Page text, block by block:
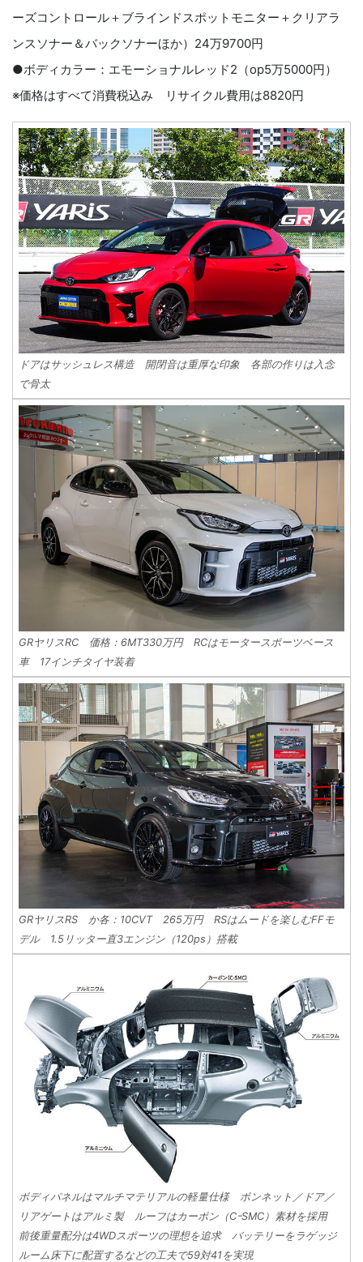
ーズコントロール＋ブラインドスポットモニター＋クリアラ
ンスソナー＆バックソナーほか）24万9700円
●ボディカラー：エモーショナルレッド2（op5万5000円）
※価格はすべて消費税込み リサイクル費用は8820円
ドアはサッシュレス構造 開閉音は重厚な印象 各部の作りは入念
で骨太
GRヤリスRC 価格：6MT330万円 RCはモータースポーツベース
車 17インチタイヤ装着
GRヤリスRS か各：10CVT 265万円 RSはムードを楽しむFFモ
デル 1.5リッター直3エンジン（120ps）搭載
ボディパネルはマルチマテリアルの軽量仕様 ボンネット／ドア／
リアゲートはアルミ製 ルーフはカーボン（CｰSMC）素材を採用
前後重量配分は4WDスポーツの理想を追求 バッテリーをラゲッジ
ルーム床下に配置するなどの工夫で59対41を実現